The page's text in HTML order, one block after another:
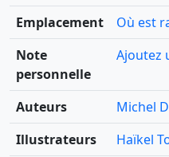
Emplacement
Où est
Note
personnelle
Ajoutez
Auteurs
Michel
Illustrateurs
Haïkel